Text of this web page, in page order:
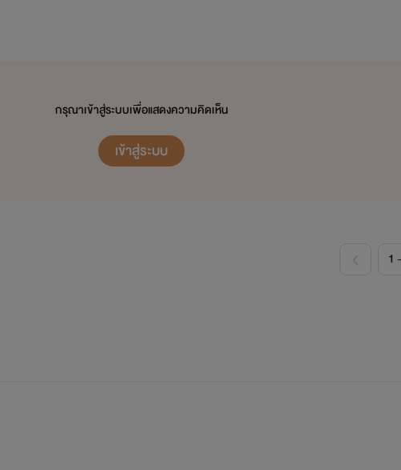
กรุณาเข้าสู่ระบบเพื่อแสดงความคิดเห็น
เข้าสู่ระบบ